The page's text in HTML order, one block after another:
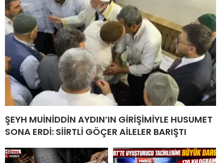
ŞEYH MUİNİDDİN AYDIN’IN GİRİŞİMİYLE HUSUMET
SONA ERDİ: SİİRTLİ GÖÇER AİLELER BARIŞTI